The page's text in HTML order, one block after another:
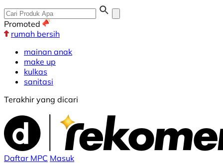
Promoted
rumah bersih
mainan anak
make up
kulkas
sanitasi
Terakhir yang dicari
Daftar MPC Masuk